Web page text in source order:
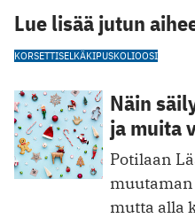
Lue lisää jutun
KORSETTISELKÄKIPUSKOLIOOSI
Näin
ja muita
Potilaan
mutta alla